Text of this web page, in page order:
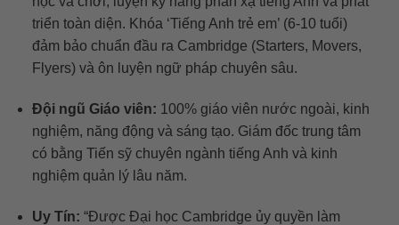
triển toàn diện. Khóa ‘Tiếng Anh trẻ em’ (6-10 tuổi)
đảm bảo chuẩn đầu ra Cambridge (Starters, Movers,
Flyers) và ôn luyện ngữ pháp chuyên sâu.
Đội ngũ Giáo viên: 100% giáo viên nước ngoài, kinh
nghiệm, năng động và sáng tạo. Giám đốc trung tâm
có bằng Tiến sỹ chuyên ngành tiếng Anh và kinh
nghiệm quản lý lâu năm.
Uy Tín: “Được Đại học Cambridge ủy quyền làm